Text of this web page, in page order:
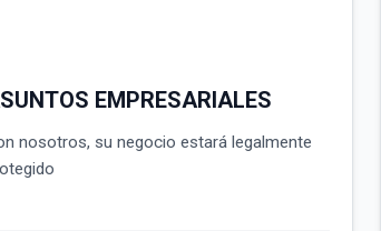
EMPRESARIALES
nosotros, su negocio estará legalmente